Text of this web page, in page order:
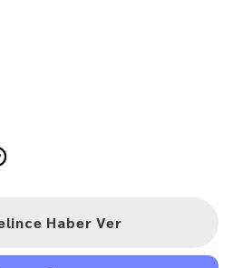
Haber Ver